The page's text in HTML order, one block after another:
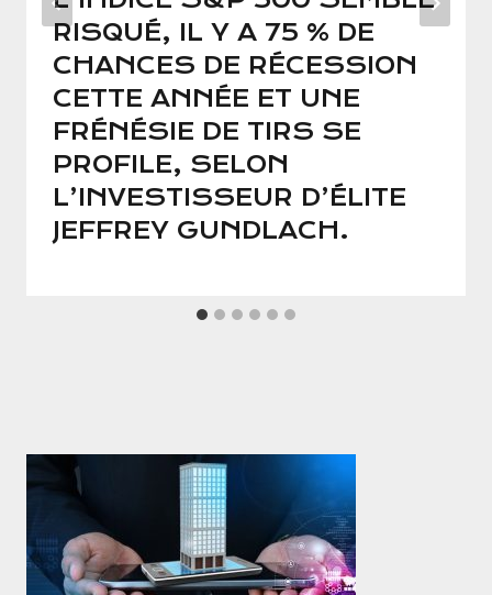
RISQUÉ, IL Y A 75 % DE
CHANCES DE RÉCESSION
CETTE ANNÉE ET UNE
FRÉNÉSIE DE TIRS SE
PROFILE, SELON
L’INVESTISSEUR D’ÉLITE
JEFFREY GUNDLACH.